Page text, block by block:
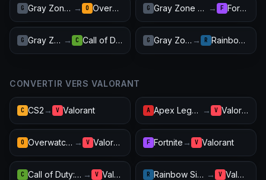
G Gray Zone Warfare → O Overwatch 2 G Gray Zone Warfare → F Fortnite
G Gray Zone Warfare → C Call of Duty: Warzone G Gray Zone Warfare → R Rainbow Six Siege
CONVERTIR VERS VALORANT
C CS2 → V Valorant A Apex Legends → V Valorant
O Overwatch 2 → V Valorant F Fortnite → V Valorant
C Call of Duty: Warzone → V Valorant R Rainbow Six Siege → V Valorant